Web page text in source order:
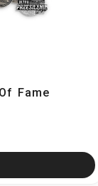
Fame